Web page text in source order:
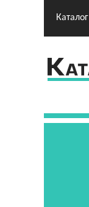
Каталог